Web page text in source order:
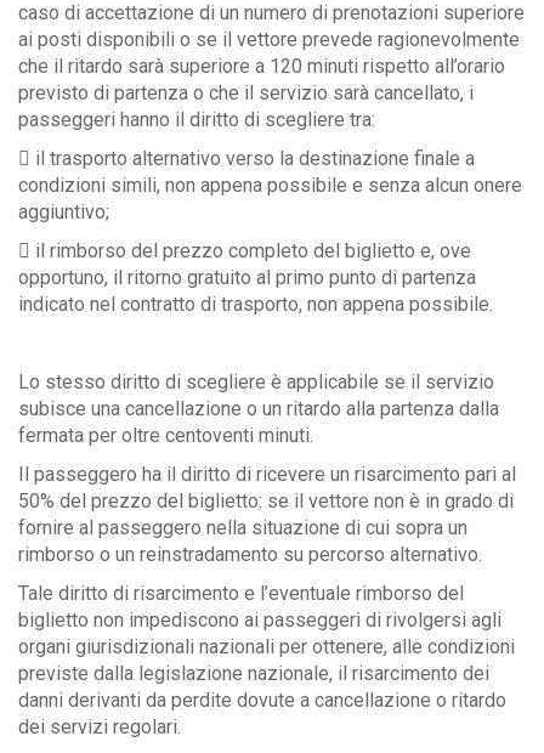
caso di accettazione di un numero di prenotazioni superiore
ai posti disponibili o se il vettore prevede ragionevolmente
che il ritardo sarà superiore a 120 minuti rispetto all’orario
previsto di partenza o che il servizio sarà cancellato, i
passeggeri hanno il diritto di scegliere tra:
 il trasporto alternativo verso la destinazione finale a
condizioni simili, non appena possibile e senza alcun onere
aggiuntivo;
 il rimborso del prezzo completo del biglietto e, ove
opportuno, il ritorno gratuito al primo punto di partenza
indicato nel contratto di trasporto, non appena possibile.
Lo stesso diritto di scegliere è applicabile se il servizio
subisce una cancellazione o un ritardo alla partenza dalla
fermata per oltre centoventi minuti.
Il passeggero ha il diritto di ricevere un risarcimento pari al
50% del prezzo del biglietto: se il vettore non è in grado di
fornire al passeggero nella situazione di cui sopra un
rimborso o un reinstradamento su percorso alternativo.
Tale diritto di risarcimento e l’eventuale rimborso del
biglietto non impediscono ai passeggeri di rivolgersi agli
organi giurisdizionali nazionali per ottenere, alle condizioni
previste dalla legislazione nazionale, il risarcimento dei
danni derivanti da perdite dovute a cancellazione o ritardo
dei servizi regolari.